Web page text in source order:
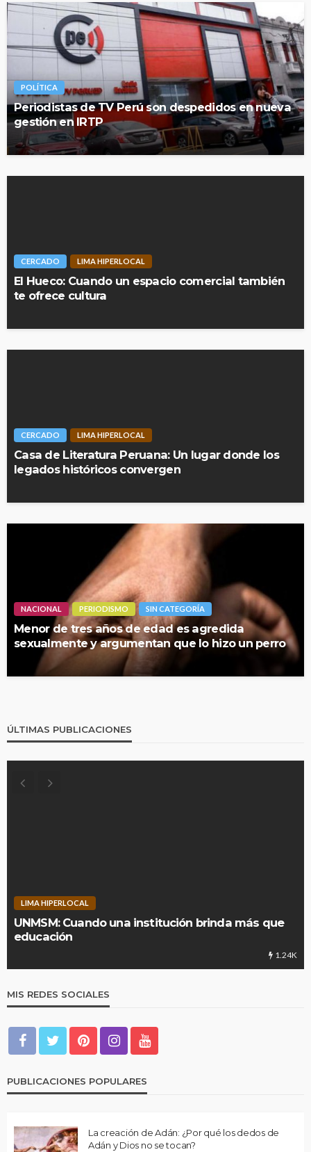
POLÍTICA
Periodistas de TV Perú son despedidos en nueva
gestión en IRTP
CERCADO LIMA HIPERLOCAL
El Hueco: Cuando un espacio comercial también
te ofrece cultura
CERCADO LIMA HIPERLOCAL
Casa de Literatura Peruana: Un lugar donde los
legados históricos convergen
NACIONAL PERIODISMO SIN CATEGORÍA
Menor de tres años de edad es agredida
sexualmente y argumentan que lo hizo un perro
ÚLTIMAS PUBLICACIONES
LIMA HIPERLOCAL
UNMSM: Cuando una institución brinda más que
educación
1.24K
MIS REDES SOCIALES
PUBLICACIONES POPULARES
La creación de Adán: ¿Por qué los dedos de
Adán y Dios no se tocan?